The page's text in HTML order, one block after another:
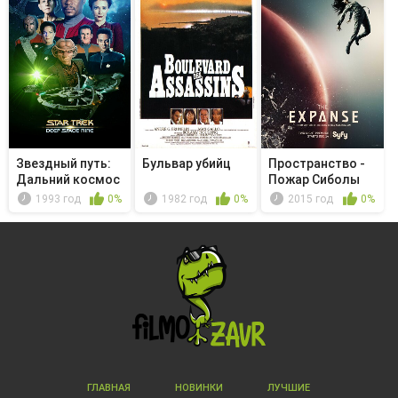
Звездный путь:
Дальний космос
9 - Изм...
1993 год 0%
Бульвар убийц
1982 год 0%
Пространство -
Пожар Сиболы
2015 год 0%
ГЛАВНАЯ НОВИНКИ ЛУЧШИЕ